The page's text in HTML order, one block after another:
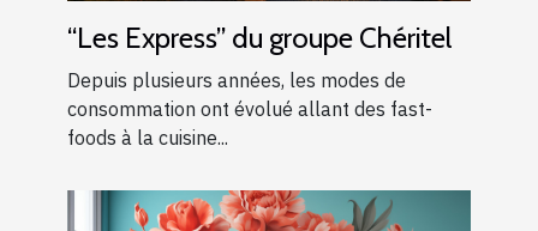
“Les Express” du groupe Chéritel
Depuis plusieurs années, les modes de
consommation ont évolué allant des fast-
foods à la cuisine...